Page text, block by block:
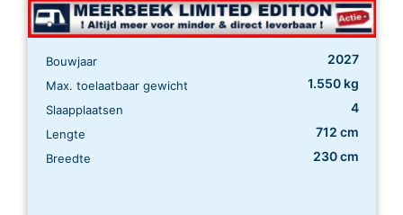
Bouwjaar 2027
Max. toelaatbaar gewicht 1.550 kg
Slaapplaatsen 4
Lengte 712 cm
Breedte 230 cm